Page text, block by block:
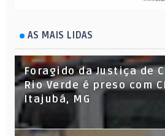
AS MAIS LIDAS
Foragido da Justiça de
Rio Verde é preso com
Itajubá, MG